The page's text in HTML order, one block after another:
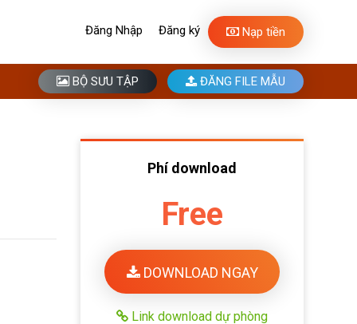
Đăng Nhập Đăng ký Nạp tiền
BỘ SƯU TẬP ĐĂNG FILE MẪU
Phí download
Free
DOWNLOAD NGAY
Link download dự phòng